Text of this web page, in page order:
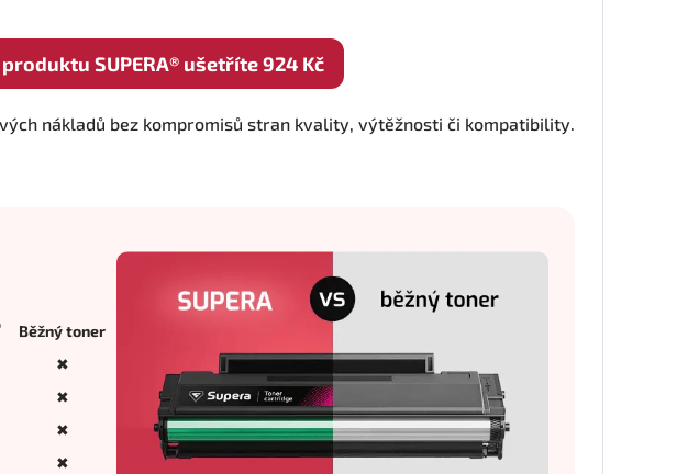
SUPERA® ušetříte 924 Kč
nákladů bez kompromisů stran kvality, výtěžnosti či kompatibility.
Běžný toner
✖
✖
✖
✖